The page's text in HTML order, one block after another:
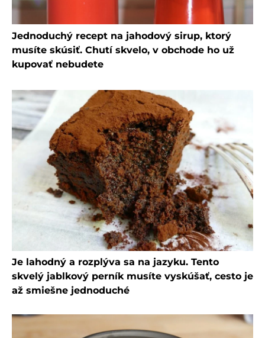
Jednoduchý recept na jahodový sirup, ktorý
musíte skúsiť. Chutí skvelo, v obchode ho už
kupovať nebudete
Je lahodný a rozplýva sa na jazyku. Tento
skvelý jablkový perník musíte vyskúšať, cesto je
až smiešne jednoduché